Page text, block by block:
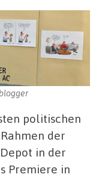
politischen
der
in der
Premiere in